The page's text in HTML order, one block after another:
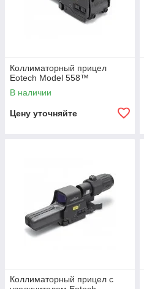
Коллиматорный прицел
Eotech Model 558™
В наличии
Цену уточняйте
Коллиматорный прицел с